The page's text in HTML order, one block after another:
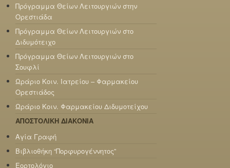
Πρόγραμμα Θείων Λειτουργιών στην
Ορεστιάδα
Πρόγραμμα Θείων Λειτουργιών στο
Διδυμότειχο
Πρόγραμμα Θείων Λειτουργιών στο
Σουφλί
Ωράριο Κοιν. Ιατρείου – Φαρμακείου
Ορεστιάδος
Ωράριο Κοιν. Φαρμακείου Διδυμοτείχου
ΑΠΟΣΤΟΛΙΚΗ ΔΙΑΚΟΝΙΑ
Αγία Γραφή
Βιβλιοθήκη “Πορφυρογέννητος”
Εορτολόγιο